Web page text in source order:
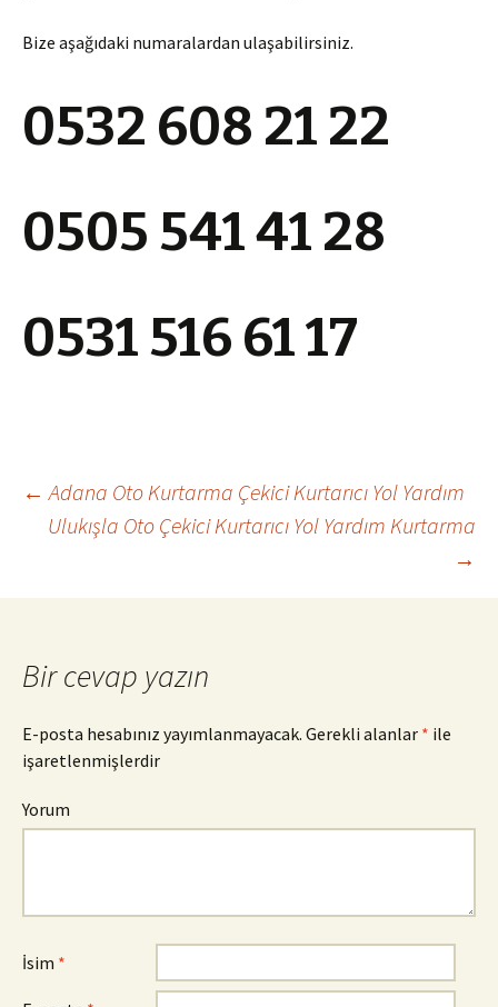
Bize aşağıdaki numaralardan ulaşabilirsiniz.
0532 608 21 22
0505 541 41 28
0531 516 61 17
Yazı
dolaşımı
← Adana Oto Kurtarma Çekici Kurtarıcı Yol Yardım
Ulukışla Oto Çekici Kurtarıcı Yol Yardım Kurtarma
→
Bir cevap yazın
E-posta hesabınız yayımlanmayacak. Gerekli alanlar * ile
işaretlenmişlerdir
Yorum
İsim *